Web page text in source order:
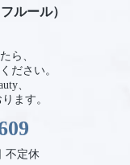
ルール）
ら、
ださい。
、
ます。
不定休